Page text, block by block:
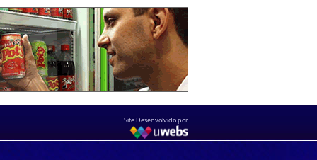
Site Desenvolvido por